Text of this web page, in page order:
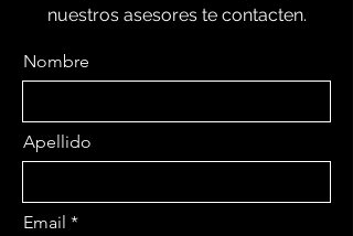
nuestros asesores te contacten.
Nombre
Apellido
Email